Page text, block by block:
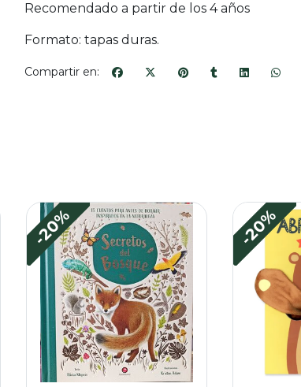
Recomendado a partir de los 4 años
Formato: tapas duras.
Compartir en:
-20% -20%